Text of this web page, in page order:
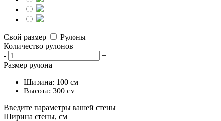
Свой размер
Рулоны
Количество рулонов
-
+
Размер рулона
Ширина: 100 см
Высота: 300 см
Введите параметры вашей стены
Ширина стены, см